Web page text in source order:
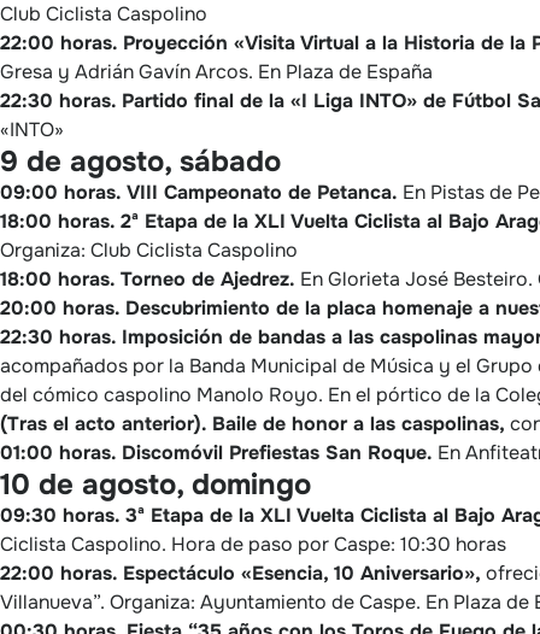
Club Ciclista Caspolino
22:00 horas. Proyección «Visita Virtual a la Historia de la
Gresa y Adrián Gavín Arcos. En Plaza de España
22:30 horas. Partido final de la «I Liga INTO» de Fútbol
«INTO»
9 de agosto, sábado
09:00 horas. VIII Campeonato de Petanca. En Pistas de
18:00 horas. 2ª Etapa de la XLI Vuelta Ciclista al Bajo
Organiza: Club Ciclista Caspolino
18:00 horas. Torneo de Ajedrez. En Glorieta José
20:00 horas. Descubrimiento de la placa homenaje a
22:30 horas. Imposición de bandas a las caspolinas
acompañados por la Banda Municipal de Música y el
del cómico caspolino Manolo Royo. En el pórtico de la
(Tras el acto anterior). Baile de honor a las caspolinas,
01:00 horas. Discomóvil Prefiestas San Roque. En
10 de agosto, domingo
09:30 horas. 3ª Etapa de la XLI Vuelta Ciclista al Bajo
Ciclista Caspolino. Hora de paso por Caspe: 10:30 horas
22:00 horas. Espectáculo «Esencia, 10 Aniversario»,
Villanueva”. Organiza: Ayuntamiento de Caspe. En Plaza de